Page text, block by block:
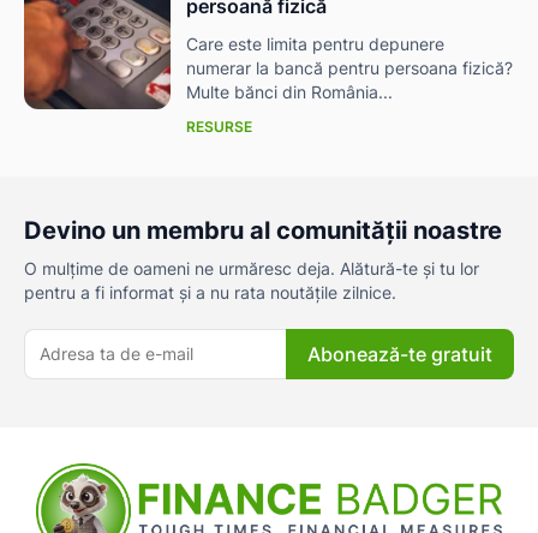
persoană fizică
Care este limita pentru depunere
numerar la bancă pentru persoana fizică?
Multe bănci din România...
RESURSE
Devino un membru al comunității noastre
O mulțime de oameni ne urmăresc deja. Alătură-te și tu lor
pentru a fi informat și a nu rata noutățile zilnice.
Abonează-te gratuit